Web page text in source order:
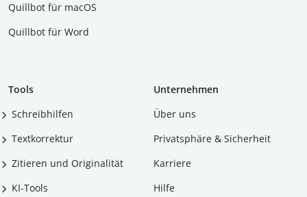
Quillbot für macOS
Quillbot für Word
Tools
Schreibhilfen
Textkorrektur
Zitieren und Originalität
KI-Tools
Unternehmen
Über uns
Privatsphäre & Sicherheit
Karriere
Hilfe